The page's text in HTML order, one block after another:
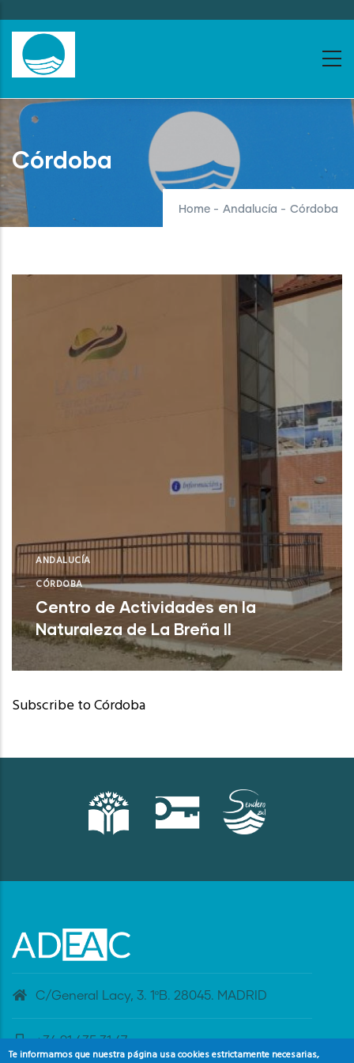
to
main
content
Córdoba
Home - Andalucía - Córdoba
ANDALUCÍA
CÓRDOBA
Centro de Actividades en la
Naturaleza de La Breña II
Subscribe to Córdoba
C/General Lacy, 3. 1ºB. 28045. MADRID
+34 91 435 31 47
Te informamos que nuestra página usa cookies estrictamente necesarias,